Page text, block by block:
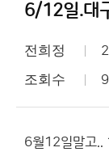
6/12일.대
전희정
조회수
6월12일말고..